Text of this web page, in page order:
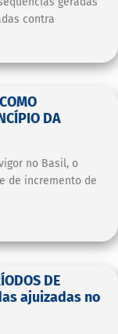
contra
DA
no Basil, o
de incremento de
DE
ajuizadas no